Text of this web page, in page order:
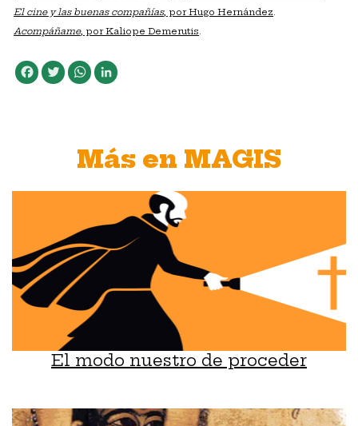
El cine y las buenas compañías, por Hugo Hernández.
Acompáñame, por Kaliope Demerutis.
Facebook
TwitterWhatsApp
Más en MAGIS
El modo nuestro de proceder